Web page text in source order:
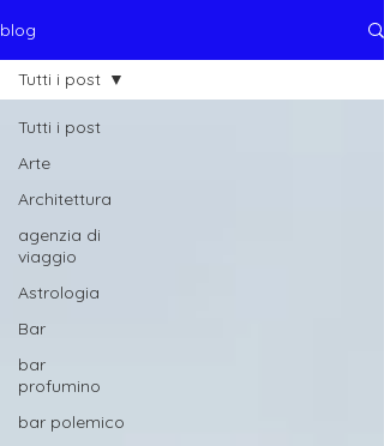
blog
Tutti i post
Arte
Architettura
agenzia di
viaggio
Astrologia
Bar
bar
profumino
bar polemico
Tutti i post